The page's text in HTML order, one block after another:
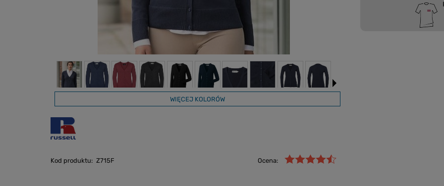
WIĘCEJ KOLORÓW
Kod produktu: Z715F Ocena: